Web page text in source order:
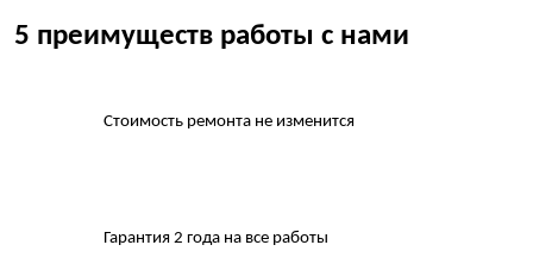
5 преимуществ работы с нами
Стоимость ремонта не изменится
Гарантия 2 года на все работы